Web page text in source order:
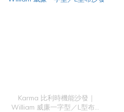
Karma 比利時機能沙發｜
William 威廉一字型／L型布沙